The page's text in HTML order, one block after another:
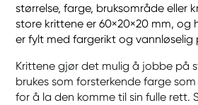
størrelse, farge, bruksområde eller
store krittene er 60×20×20 mm, og
er fylt med fargerikt og vannløselig
Krittene gjør det mulig å jobbe på
brukes som forsterkende farge
for å la den komme til sin fulle rett.